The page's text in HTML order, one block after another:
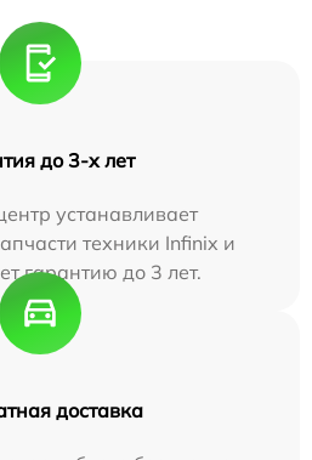
до 3-х лет
устанавливает
техники Infinix и
гарантию до 3 лет.
доставка